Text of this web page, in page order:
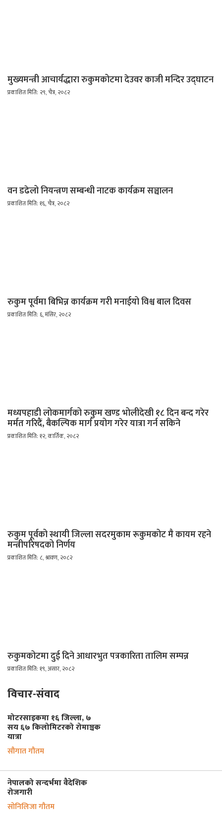
मुख्यमन्त्री आचार्यद्धारा रुकुमकोटमा देउवर काजी मन्दिर उद्घाटन
प्रकाशित मिति: २९, चैत्र, २०८२
वन डढेलो नियन्त्रण सम्बन्धी नाटक कार्यक्रम सञ्चालन
प्रकाशित मिति: १६, चैत्र, २०८२
रुकुम पूर्वमा बिभिन्न कार्यक्रम गरी मनाईयो विश्व बाल दिवस
प्रकाशित मिति: ६, मंसिर, २०८२
मध्यपहाडी लोकमार्गको रुकुम खण्ड भोलीदेखी १८ दिन बन्द गरेर
मर्मत गरिदैं, बैकल्पिक मार्ग प्रयोग गरेर यात्रा गर्न सकिने
प्रकाशित मिति: १२, कार्तिक, २०८२
रुकुम पूर्वको स्थायी जिल्ला सदरमुकाम रूकुमकोट मै कायम रहने
मन्त्रीपरिषदको निर्णय
प्रकाशित मिति: ८, श्रावण, २०८२
रुकुमकोटमा दुई दिने आधारभुत पत्रकारिता तालिम सम्पन्न
प्रकाशित मिति: १९, असार, २०८२
विचार-संवाद
मोटरसाइकमा १६ जिल्ला, ७
सय ६७ किलोमिटरको रोमाञ्चक
यात्रा
सौगात गौतम
नेपालको सन्दर्भमा वैदेशिक
रोजगारी
सोनिलिजा गौतम